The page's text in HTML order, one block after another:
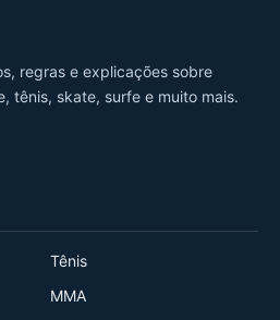
regras e explicações sobre
tênis, skate, surfe e muito mais.
Tênis
MMA